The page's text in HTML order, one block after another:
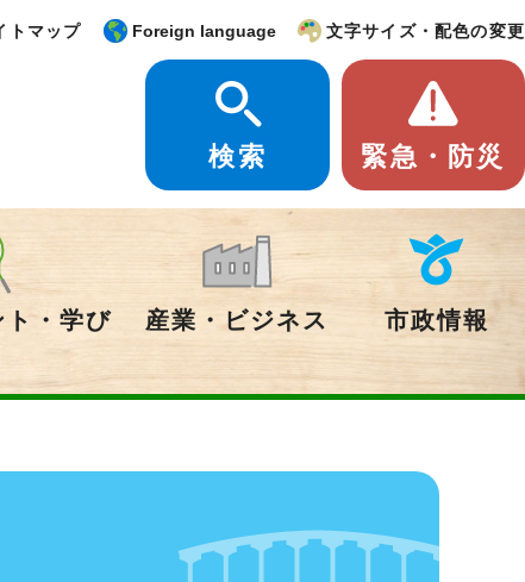
トマップ Foreign language 文字サイズ・配色の変更
検索 緊急・防災
ト・学び 産業・ビジネス 市政情報